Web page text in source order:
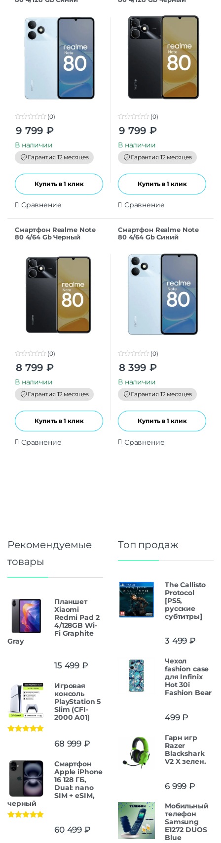
o
t
o
f
5
(0)
9 799 ₽
В наличии
Гарантия 12 месяцев
Купить в 1 клик
Сравнение
o
t
o
f
5
(0)
9 799 ₽
В наличии
Гарантия 12 месяцев
Купить в 1 клик
Сравнение
Смартфон Realme Note
80 4/64 Gb Черный
o
t
o
f
5
(0)
8 799 ₽
В наличии
Гарантия 12 месяцев
Купить в 1 клик
Сравнение
Смартфон Realme Note
80 4/64 Gb Синий
o
t
o
f
5
(0)
8 399 ₽
В наличии
Гарантия 12 месяцев
Купить в 1 клик
Сравнение
Рекомендуемые
товары
Планшет
Xiaomi
Redmi Pad 2
4/128GB Wi-
Fi Graphite
Gray
15 499 ₽
Игровая
консоль
PlayStation 5
Slim (CFI-
2000 A01)
68 999 ₽
Смартфон
Apple iPhone
16 128 ГБ,
Dual: nano
SIM + eSIM,
черный
60 499 ₽
Топ продаж
The Callisto
Protocol
[PS5,
русские
субтитры]
3 499 ₽
Чехол
fashion case
для Infinix
Hot 30i
Fashion Bear
499₽
Гарн игр
Razer
Blackshark
V2 X зелен.
6 999 ₽
Мобильный
телефон
Samsung
E1272 DUOS
Blue